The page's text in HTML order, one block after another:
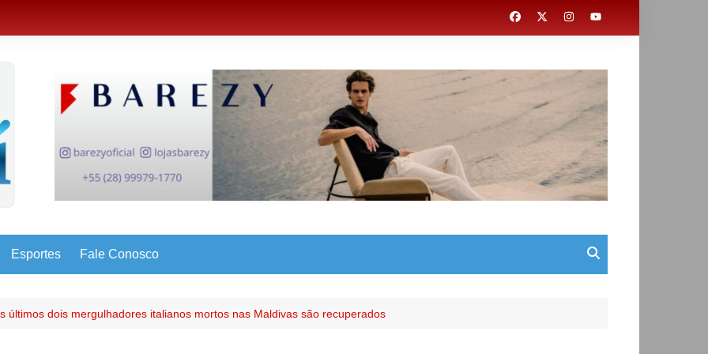
Esportes Fale Conosco
últimos dois mergulhadores italianos mortos nas Maldivas são recuperados